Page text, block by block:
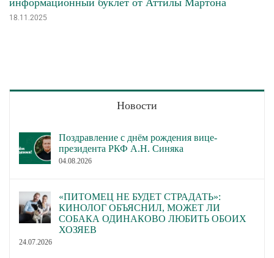
информационный буклет от Аттилы Мартона
18.11.2025
Новости
Поздравление с днём рождения вице-
президента РКФ А.Н. Синяка
04.08.2026
«ПИТОМЕЦ НЕ БУДЕТ СТРАДАТЬ»:
КИНОЛОГ ОБЪЯСНИЛ, МОЖЕТ ЛИ
СОБАКА ОДИНАКОВО ЛЮБИТЬ ОБОИХ
ХОЗЯЕВ
24.07.2026